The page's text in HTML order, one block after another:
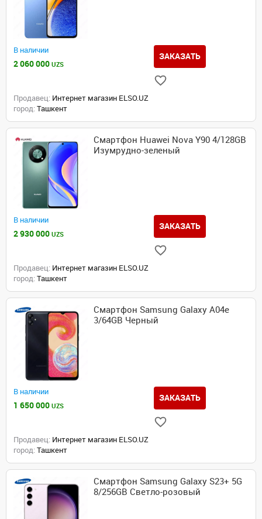
В наличии
2 060 000 UZS
ЗАКАЗАТЬ
Продавец: Интернет магазин ELSO.UZ
город: Ташкент
Смартфон Huawei Nova Y90 4/128GB
Изумрудно-зеленый
В наличии
2 930 000 UZS
ЗАКАЗАТЬ
Продавец: Интернет магазин ELSO.UZ
город: Ташкент
Смартфон Samsung Galaxy A04e
3/64GB Черный
В наличии
1 650 000 UZS
ЗАКАЗАТЬ
Продавец: Интернет магазин ELSO.UZ
город: Ташкент
Смартфон Samsung Galaxy S23+ 5G
8/256GB Светло-розовый